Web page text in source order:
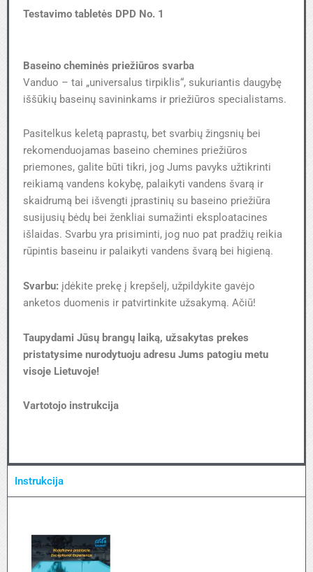
Testavimo tabletės DPD No. 1
Baseino cheminės priežiūros svarba
Vanduo – tai „universalus tirpiklis“, sukuriantis daugybę
iššūkių baseinų savininkams ir priežiūros specialistams.
Pasitelkus keletą paprastų, bet svarbių žingsnių bei
rekomenduojamas baseino chemines priežiūros
priemones, galite būti tikri, jog Jums pavyks užtikrinti
reikiamą vandens kokybę, palaikyti vandens švarą ir
skaidrumą bei išvengti įprastinių su baseino priežiūra
susijusių bėdų bei ženkliai sumažinti eksploatacines
išlaidas. Svarbu yra prisiminti, jog nuo pat pradžių reikia
rūpintis baseinu ir palaikyti vandens švarą bei higieną.
Svarbu: įdėkite prekę į krepšelį, užpildykite gavėjo
anketos duomenis ir patvirtinkite užsakymą. Ačiū!
Taupydami Jūsų brangų laiką, užsakytas prekes
pristatysime nurodytuoju adresu Jums patogiu metu
visoje Lietuvoje!
Vartotojo instrukcija
Instrukcija